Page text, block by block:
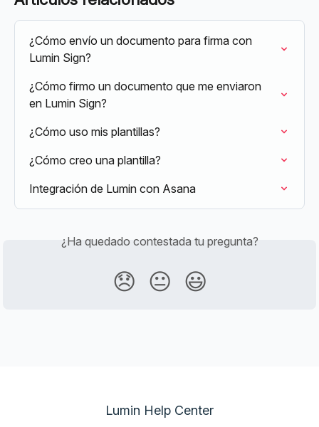
¿Cómo envío un documento para firma con
Lumin Sign?
¿Cómo firmo un documento que me enviaron
en Lumin Sign?
¿Cómo uso mis plantillas?
¿Cómo creo una plantilla?
Integración de Lumin con Asana
¿Ha quedado contestada tu pregunta?
😞 😐 😃
Lumin Help Center